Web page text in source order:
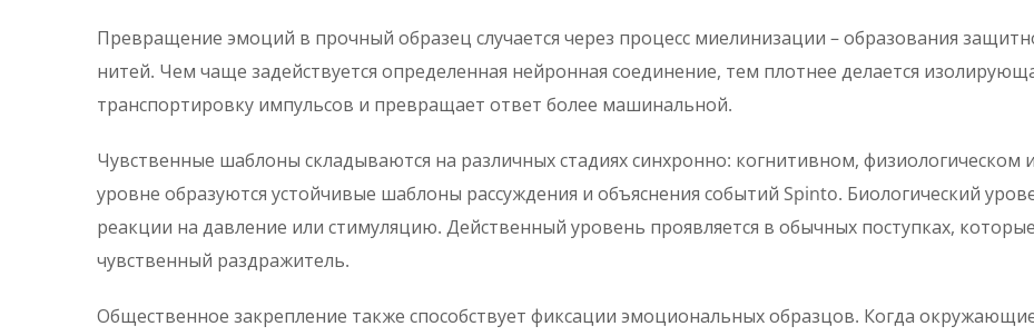
Превращение эмоций в прочный образец случается через процесс миелинизации – образования
нитей. Чем чаще задействуется определенная нейронная соединение, тем плотнее делается
транспортировку импульсов и превращает ответ более машинальной.
Чувственные шаблоны складываются на различных стадиях синхронно: когнитивном, физиологическом
уровне образуются устойчивые шаблоны рассуждения и объяснения событий Spinto. Биологический
реакции на давление или стимуляцию. Действенный уровень проявляется в обычных поступках,
чувственный раздражитель.
Общественное закрепление также способствует фиксации эмоциональных образцов. Когда